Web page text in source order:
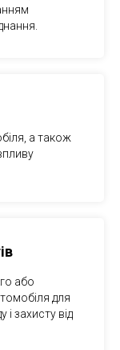
а також
або
для
захисту від